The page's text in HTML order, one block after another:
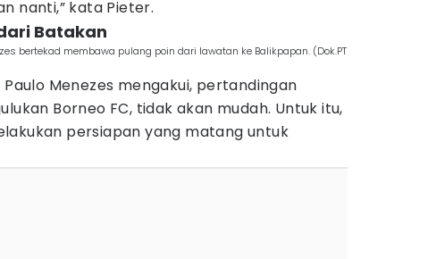
nanti,” kata Pieter.
Batakan
bertekad membawa pulang poin dari lawatan ke Balikpapan. (Dok.PT
Menezes mengakui, pertandingan
Borneo FC, tidak akan mudah. Untuk itu,
persiapan yang matang untuk